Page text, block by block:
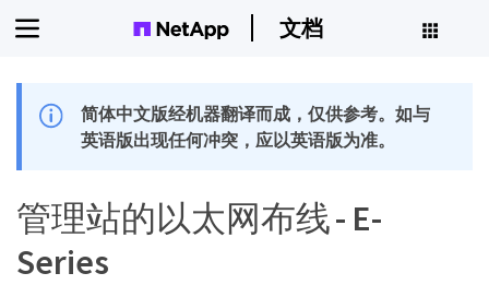
文档
简体中文版经机器翻译而成，仅供参考。如与
英语版出现任何冲突，应以英语版为准。
管理站的以太网布线 - E-
Series